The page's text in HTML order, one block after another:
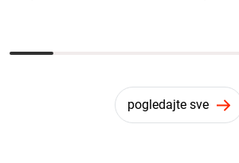
pogledajte sve